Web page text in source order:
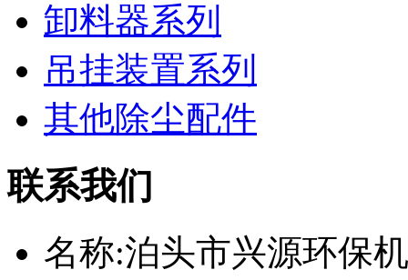
卸料器系列
吊挂装置系列
其他除尘配件
联系我们
名称:泊头市兴源环保